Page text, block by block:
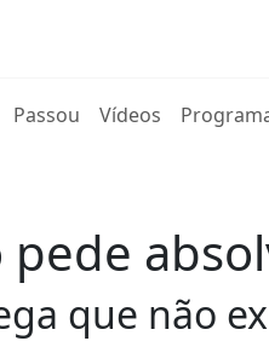
Passou Vídeos
pede
que não